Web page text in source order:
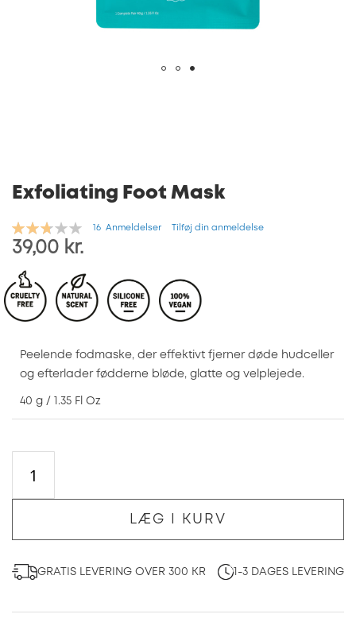
Exfoliating Foot Mask
Bedømmelse:
55
% of 100
16 Anmeldelser Tilføj din anmeldelse
39,00 kr.
Peelende fodmaske, der effektivt fjerner døde hudceller
og efterlader fødderne bløde, glatte og velplejede.
40 g / 1.35 Fl Oz
LÆG I KURV
GRATIS LEVERING OVER 300 KR 1-3 DAGES LEVERING